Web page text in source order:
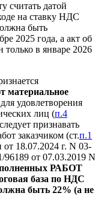
считать датой
на ставку НДС
быть
2025 года, а акт об
только в январе 2026
материальное
удовлетворения
лиц (п.4
признавать
заказчиком (ст.п.1
18.07.2024 г. N 03-
96189 от 07.03.2019 N
РАБОТ
база по НДС
быть 22% (а не